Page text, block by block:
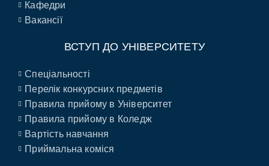
Кафедри
Вакансії
ВСТУП ДО УНІВЕРСИТЕТУ
Спеціальності
Перелік конкурсних предметів
Правила прийому в Університет
Правила прийому в Коледж
Вартість навчання
Приймальна коміся